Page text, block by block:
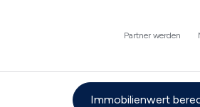
Partner werden
Immobilienwert